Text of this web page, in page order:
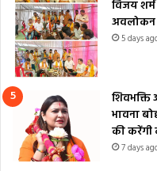
विजय
5 days
भावना
की करेंगी
7 days